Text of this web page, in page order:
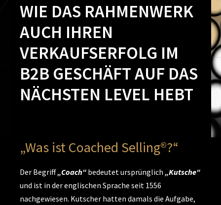
WIE DAS RAHMENWERK
AUCH IHREN
VERKAUFSERFOLG IM
B2B GESCHÄFT AUF DAS
NÄCHSTEN LEVEL HEBT
„Was ist Coached Selling®?“
Der Begriff„Coach“ bedeutet ursprünglich „Kutsche“
und ist in der englischen Sprache seit 1556
nachgewiesen. Kutscher hatten damals die Aufgabe,